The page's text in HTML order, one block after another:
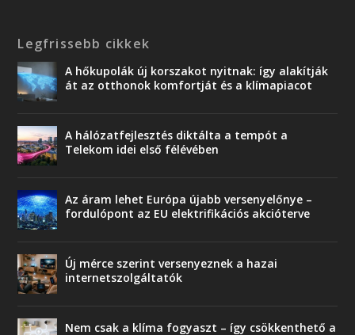
Legfrissebb cikkek
A hőkupolák új korszakot nyitnak: így alakítják
át az otthonok komfortját és a klímapiacot
A hálózatfejlesztés diktálta a tempót a
Telekom idei első félévében
Az áram lehet Európa újabb versenyelőnye –
fordulópont az EU elektrifikációs akcióterve
Új mérce szerint versenyeznek a hazai
internetszolgáltatók
Nem csak a klíma fogyaszt – így csökkenthető a